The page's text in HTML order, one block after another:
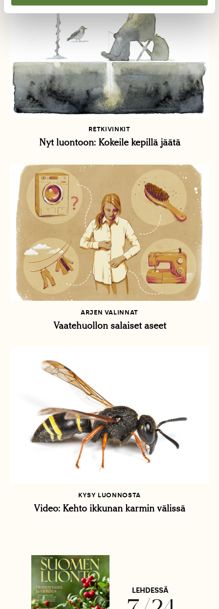
RETKIVINKIT
Nyt luontoon: Kokeile kepillä jäätä
ARJEN VALINNAT
Vaatehuollon salaiset aseet
KYSY LUONNOSTA
Video: Kehto ikkunan karmin välissä
LEHDESSÄ